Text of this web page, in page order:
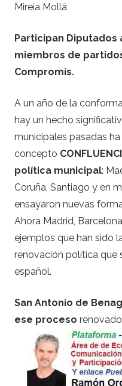
Mireia Mollà
Participan
miembros de
Compromís.
A un año de la
hay un hecho
municipales pasadas
concepto
política municipal:
Coruña, Santiago y en
ensayaron nuevas
Ahora Madrid,
ejemplos que han sido
renovación política que
español.
San Antonio de
ese proceso